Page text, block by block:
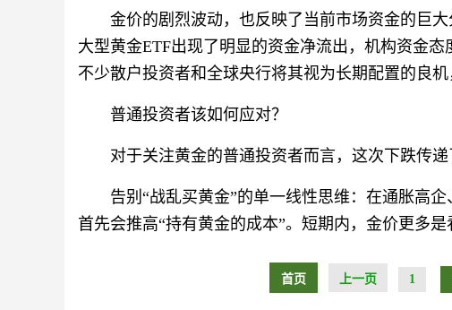
金价的剧烈波动，也反映了当前市场资金的巨
大型黄金ETF出现了明显的资金净流出，机构资金态
不少散户投资者和全球央行将其视为长期配置的良机
普通投资者该如何应对？
对于关注黄金的普通投资者而言，这次下跌传递
告别“战乱买黄金”的单一线性思维：在通胀高
首先会推高“持有黄金的成本”。短期内，金价更多
首页 上一页 1